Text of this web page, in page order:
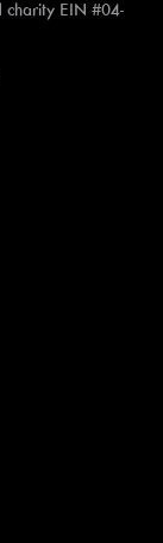
charity EIN #04-